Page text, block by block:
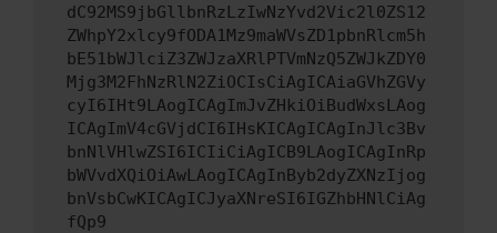
dC92MS9jbGllbnRzLzIwNzYvd2Vic2l0ZS12
ZWhpY2xlcy9fODA1Mz9maWVsZD1pbnRlcm5h
bE51bWJlciZ3ZWJzaXRlPTVmNzQ5ZWJkZDY0
Mjg3M2FhNzRlN2ZiOCIsCiAgICAiaGVhZGVy
cyI6IHt9LAogICAgImJvZHkiOiBudWxsLAog
ICAgImV4cGVjdCI6IHsKICAgICAgInJlc3Bv
bnNlVHlwZSI6ICIiCiAgICB9LAogICAgInRp
bWVvdXQiOiAwLAogICAgInByb2dyZXNzIjog
bnVsbCwKICAgICJyaXNreSI6IGZhbHNlCiAg
fQp9